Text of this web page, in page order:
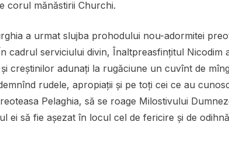
corul mănăstirii Churchi.
a urmat slujba prohodului nou-adormitei
cadrul serviciului divin, Înaltpreasfințitul Nicodim
creştinilor adunați la rugăciune un cuvînt de
rudele, apropiații și pe toți cei ce au
Pelaghia, să se roage Milostivului
ei să fie așezat în locul cel de fericire și de